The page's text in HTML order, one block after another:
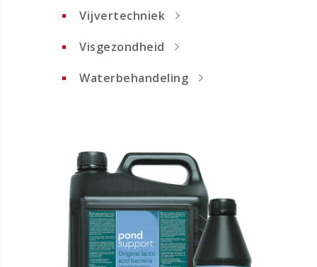
Vijvertechniek
Visgezondheid
Waterbehandeling